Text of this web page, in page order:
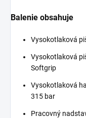
Balenie obsahuje
Vysokotlaková
Vysokotlaková
Softgrip
Vysokotlaková
315 bar
Pracovný